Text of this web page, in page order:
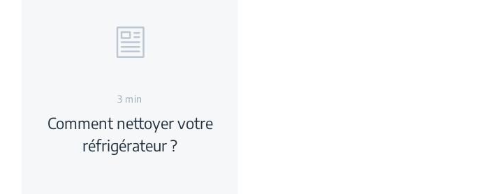
3 min
Comment nettoyer votre
réfrigérateur ?